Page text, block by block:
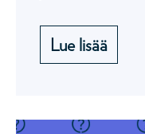
Lue lisää